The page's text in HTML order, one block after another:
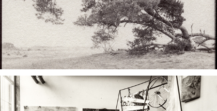
METTERTIJD